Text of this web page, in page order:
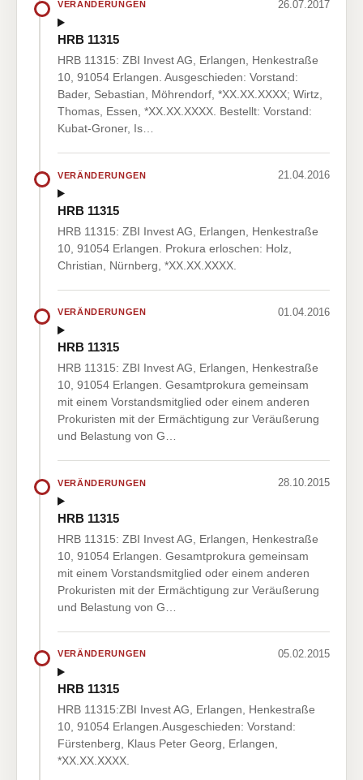
VERÄNDERUNGEN 26.07.2017
HRB 11315
HRB 11315: ZBI Invest AG, Erlangen, Henkestraße
10, 91054 Erlangen. Ausgeschieden: Vorstand:
Bader, Sebastian, Möhrendorf, *XX.XX.XXXX; Wirtz,
Thomas, Essen, *XX.XX.XXXX. Bestellt: Vorstand:
Kubat-Groner, Is…
VERÄNDERUNGEN 21.04.2016
HRB 11315
HRB 11315: ZBI Invest AG, Erlangen, Henkestraße
10, 91054 Erlangen. Prokura erloschen: Holz,
Christian, Nürnberg, *XX.XX.XXXX.
VERÄNDERUNGEN 01.04.2016
HRB 11315
HRB 11315: ZBI Invest AG, Erlangen, Henkestraße
10, 91054 Erlangen. Gesamtprokura gemeinsam
mit einem Vorstandsmitglied oder einem anderen
Prokuristen mit der Ermächtigung zur Veräußerung
und Belastung von G…
VERÄNDERUNGEN 28.10.2015
HRB 11315
HRB 11315: ZBI Invest AG, Erlangen, Henkestraße
10, 91054 Erlangen. Gesamtprokura gemeinsam
mit einem Vorstandsmitglied oder einem anderen
Prokuristen mit der Ermächtigung zur Veräußerung
und Belastung von G…
VERÄNDERUNGEN 05.02.2015
HRB 11315
HRB 11315:ZBI Invest AG, Erlangen, Henkestraße
10, 91054 Erlangen.Ausgeschieden: Vorstand:
Fürstenberg, Klaus Peter Georg, Erlangen,
*XX.XX.XXXX.